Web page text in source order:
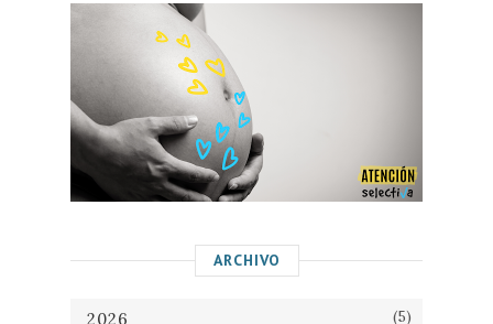
ARCHIVO
2026 (5)